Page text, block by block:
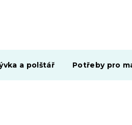
a polštář Potřeby pro